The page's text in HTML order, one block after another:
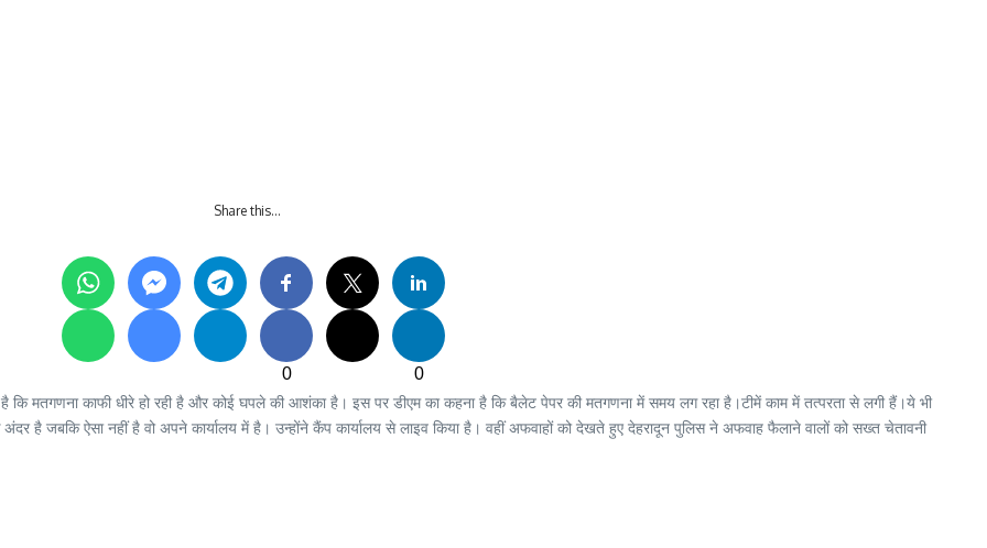
Share this…
0
0
मतगणना काफी धीरे हो रही है और कोई घपले की आशंका है। इस पर डीएम का कहना है कि बैलेट पेपर की मतगणना में समय लग रहा है।टीमें काम में तत्परता से लगी हैं।ये भी
है जबकि ऐसा नहीं है वो अपने कार्यालय में है। उन्होंने कैंप कार्यालय से लाइव किया है। वहीं अफवाहों को देखते हुए देहरादून पुलिस ने अफवाह फैलाने वालों को सख्त चेतावनी